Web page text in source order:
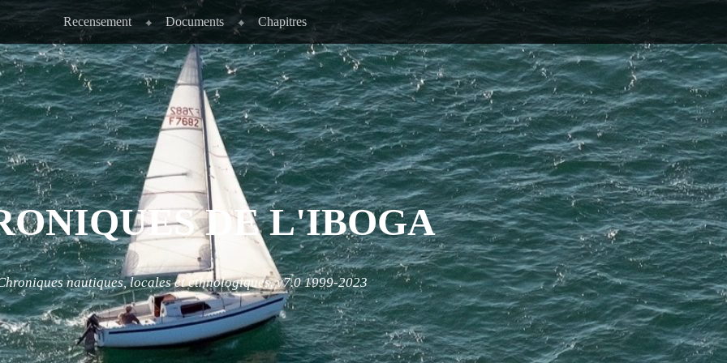
Recensement Documents Chapitres
DE L'IBOGA
nautiques, locales et ethnologiques. v7.0 1999-2023